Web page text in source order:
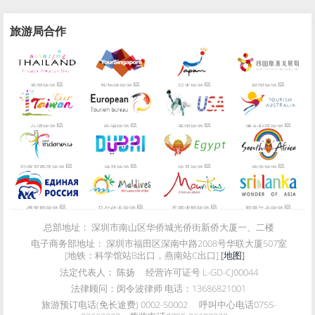
旅游局合作
泰国旅游局 新加坡旅游局 日本旅游局 韩国旅游局
台湾旅游局 欧洲旅游局 美国旅游局 澳大利亚旅游局
印度尼西亚旅游局 迪拜旅游局 埃及旅游局 南非旅游局
俄罗斯旅游局 马尔代夫旅游局 毛里求斯旅游局 斯里兰卡旅游局
总部地址： 深圳市南山区华侨城光侨街新侨大厦一、二楼
电子商务部地址： 深圳市福田区深南中路2008号华联大厦507室
[地铁：科学馆站B出口，燕南站C出口] [地图]
法定代表人： 陈扬 经营许可证号 L-GD-CJ00044
法律顾问： 闵令波律师 电话：13686821001
旅游预订电话(免长途费) 0002-50002 呼叫中心电话0755-